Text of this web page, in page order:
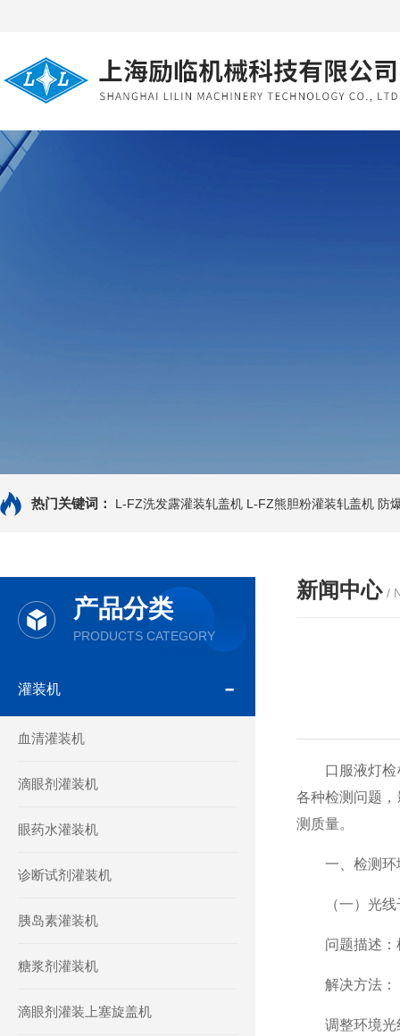
热门关键词： L-FZ洗发露灌装轧盖机 L-FZ熊胆粉灌装轧盖机 防
产品分类
PRODUCTS CATEGORY
灌装机
血清灌装机
滴眼剂灌装机
眼药水灌装机
诊断试剂灌装机
胰岛素灌装机
糖浆剂灌装机
滴眼剂灌装上塞旋盖机
新闻中心 /
口服液灯检机
各种检测问题
测质量。
一、检测环
（一）光线
问题描述：检
解决方法：
调整环境光线